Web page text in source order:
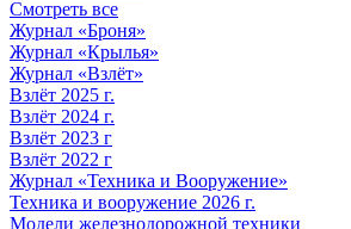
Смотреть все
Журнал «Броня»
Журнал «Крылья»
Журнал «Взлёт»
Взлёт 2025 г.
Взлёт 2024 г.
Взлёт 2023 г
Взлёт 2022 г
Журнал «Техника и Вооружение»
Техника и вооружение 2026 г.
Модели железнодорожной техники